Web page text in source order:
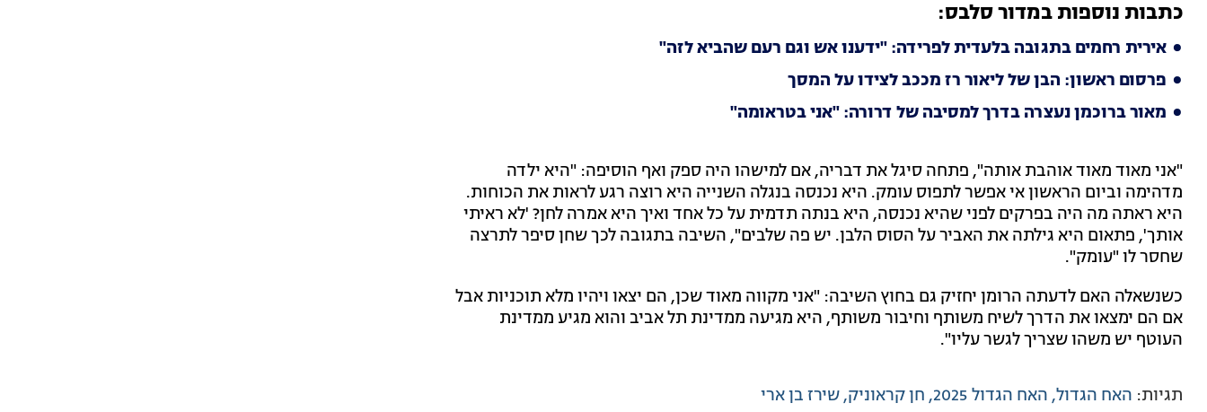
כתבות נוספות במדור סלבס:
אירית רחמים בתגובה בלעדית לפרידה: "ידענו אש וגם רעם שהביא לזה"
פרסום ראשון: הבן של ליאור רז מככב לצידו על המסך
מאור ברוכמן נעצרה בדרך למסיבה של דרורה: "אני בטראומה"
"אני מאוד מאוד אוהבת אותה", פתחה סיגל את דבריה, אם למישהו היה ספק ואף הוסיפה: "היא ילדה
מדהימה וביום הראשון אי אפשר לתפוס עומק. היא נכנסה בנגלה השנייה היא רוצה רגע לראות את הכוחות.
היא ראתה מה היה בפרקים לפני שהיא נכנסה, היא בנתה תדמית על כל אחד ואיך היא אמרה לחן? 'לא ראיתי
אותך', פתאום היא גילתה את האביר על הסוס הלבן. יש פה שלבים", השיבה בתגובה לכך שחן סיפר לתרצה
שחסר לו "עומק".
כשנשאלה האם לדעתה הרומן יחזיק גם בחוץ השיבה: "אני מקווה מאוד שכן, הם יצאו ויהיו מלא תוכניות אבל
אם הם ימצאו את הדרך לשיח משותף וחיבור משותף, היא מגיעה ממדינת תל אביב והוא מגיע ממדינת
העוטף יש משהו שצריך לגשר עליו".
תגיות: האח הגדול האח הגדול 2025 חן קראוניק שירז בן ארי